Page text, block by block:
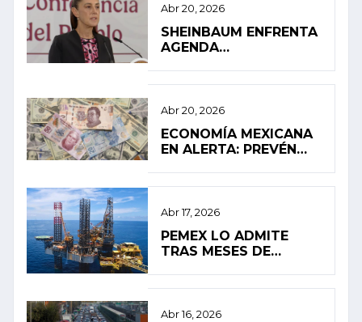
Abr 20, 2026
SHEINBAUM ENFRENTA
AGENDA
Abr 20, 2026
ECONOMÍA MEXICANA
EN ALERTA: PREVÉN
Abr 17, 2026
PEMEX LO ADMITE
TRAS MESES DE
GOLFO DE MÉXICO
Abr 16, 2026